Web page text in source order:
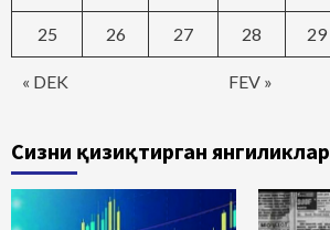
« DEK FEV »
25 26 27 28 29
Сизни қизиқтирган янгиликлар